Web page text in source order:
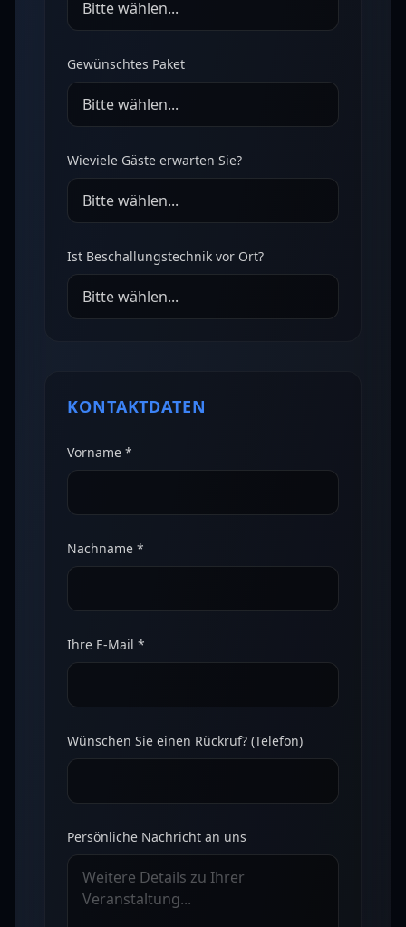
Gewünschtes Paket
Wieviele Gäste erwarten Sie?
Ist Beschallungstechnik vor Ort?
KONTAKTDATEN
Vorname *
Nachname *
Ihre E-Mail *
Wünschen Sie einen Rückruf? (Telefon)
Persönliche Nachricht an uns